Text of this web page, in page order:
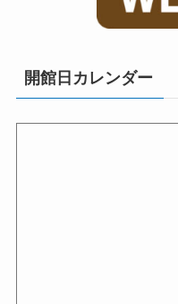
開館日カレンダー